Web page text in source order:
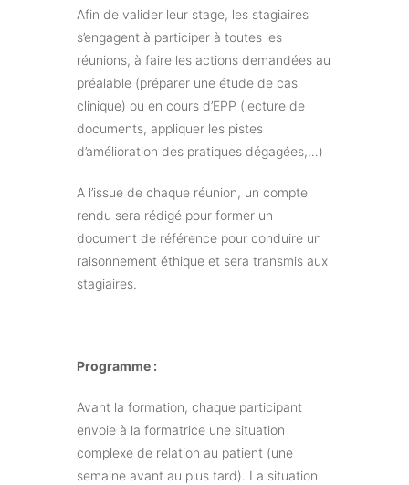
Afin de valider leur stage, les stagiaires
s’engagent à participer à toutes les
réunions, à faire les actions demandées au
préalable (préparer une étude de cas
clinique) ou en cours d’EPP (lecture de
documents, appliquer les pistes
d’amélioration des pratiques dégagées,…)
A l’issue de chaque réunion, un compte
rendu sera rédigé pour former un
document de référence pour conduire un
raisonnement éthique et sera transmis aux
stagiaires.
Programme :
Avant la formation, chaque participant
envoie à la formatrice une situation
complexe de relation au patient (une
semaine avant au plus tard). La situation